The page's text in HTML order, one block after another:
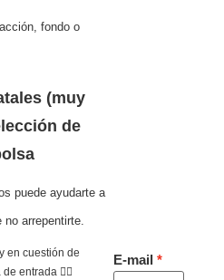
fondo o
(muy
de
puede ayudarte a
no arrepentirte.
en cuestión de
entrada 👇🏻
E-mail